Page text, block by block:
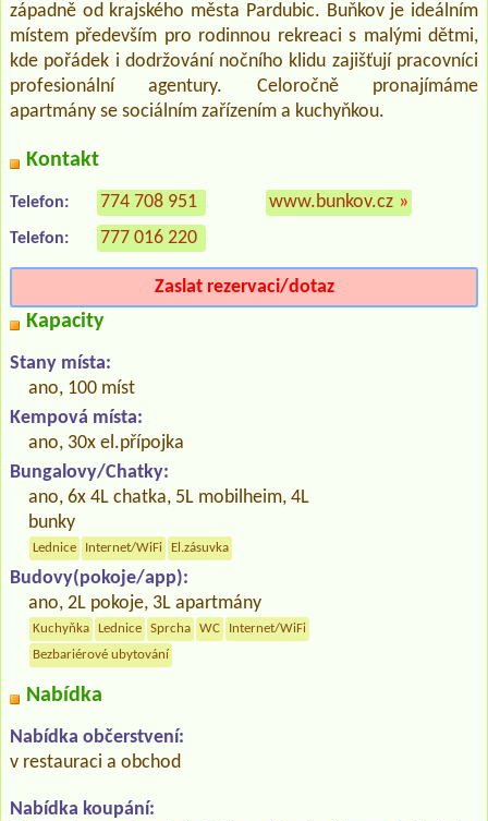
západně od krajského města Pardubic. Buňkov je ideálním
místem především pro rodinnou rekreaci s malými dětmi,
kde pořádek i dodržování nočního klidu zajišťují pracovníci
profesionální agentury. Celoročně pronajímáme
apartmány se sociálním zařízením a kuchyňkou.
Kontakt
Telefon: 774 708 951
Telefon: 777 016 220
www.bunkov.cz »
Zaslat rezervaci/dotaz
Kapacity
Stany místa:
ano, 100 míst
Kempová místa:
ano, 30x el.přípojka
Bungalovy/Chatky:
ano, 6x 4L chatka, 5L mobilheim, 4L
bunky
Lednice Internet/WiFi El.zásuvka
Budovy(pokoje/app):
ano, 2L pokoje, 3L apartmány
Kuchyňka Lednice Sprcha WC
Internet/WiFi
Bezbariérové ubytování
Nabídka
Nabídka občerstvení:
v restauraci a obchod
Nabídka koupání: